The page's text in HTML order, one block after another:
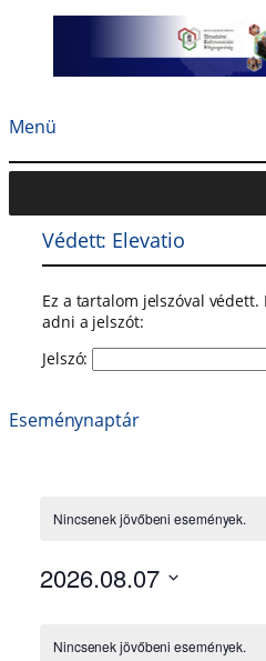
Menü
Védett: Elevatio
Ez a tartalom jelszóval
adni a jelszót:
Jelszó:
Eseménynaptár